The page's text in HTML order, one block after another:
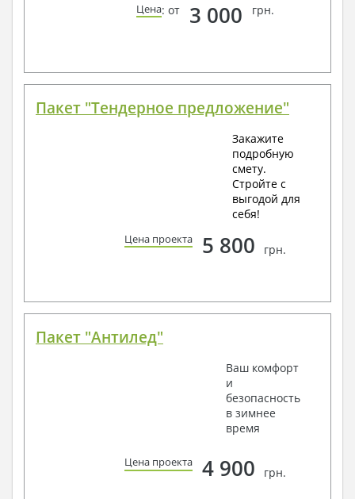
Цена: от 3 000 грн.
Пакет "Тендерное предложение"
Закажите
подробную
смету.
Стройте с
выгодой для
себя!
Цена проекта 5 800 грн.
Пакет "Антилед"
Ваш комфорт
и
безопасность
в зимнее
время
Цена проекта 4 900 грн.